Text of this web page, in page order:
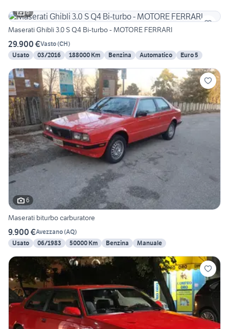
6
Maserati Ghibli 3.0 S Q4 Bi-turbo - MOTORE FERRARI
29.900 €Vasto(CH)
Usato
03/2016 188000 Km Benzina Automatico Euro 5
6
Maserati biturbo carburatore
9.900 €Avezzano(AQ)
Usato
06/1983 50000 Km Benzina Manuale